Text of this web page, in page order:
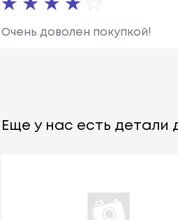
Очень доволен покупкой!
Еще у нас есть детали